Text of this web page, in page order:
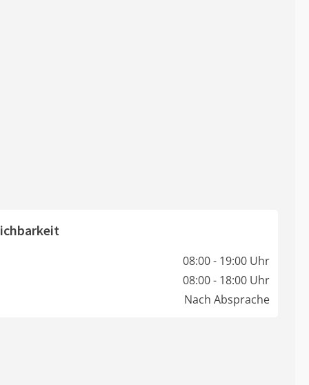
08:00 - 19:00 Uhr
08:00 - 18:00 Uhr
Nach Absprache